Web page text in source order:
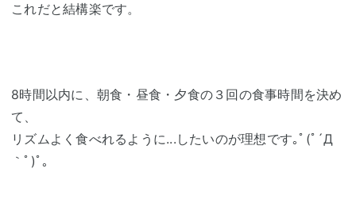
これだと結構楽です。
8時間以内に、朝食・昼食・夕食の３回の食事時間を決め
て、
リズムよく食べれるように...したいのが理想です｡ﾟ(ﾟ´Д
｀ﾟ)ﾟ｡